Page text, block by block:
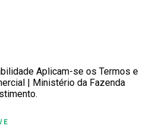
Aplicam-se os Termos e
| Ministério da Fazenda